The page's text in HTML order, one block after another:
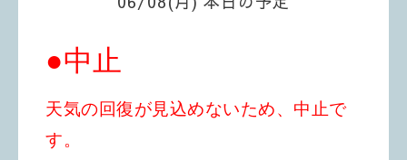
●中止
天気の回復が見込めないため、中止で
す。